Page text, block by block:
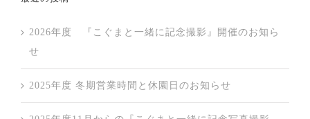
2026年度 『こぐまと一緒に記念撮影』開催のお知ら
せ
2025年度 冬期営業時間と休園日のお知らせ